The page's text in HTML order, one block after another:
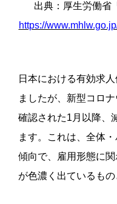
出典：厚生労働省
https://
日本における有効求
ましたが、新型コロ
確認された1月以降、
ます。
これは、全体
傾向で、雇用形態に
が色濃く出ているもの